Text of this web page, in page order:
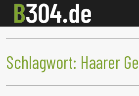
Schlagwort: Haarer